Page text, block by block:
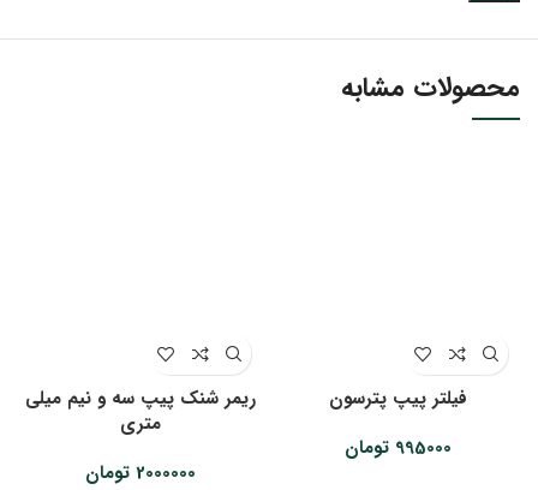
محصولات مشابه
فیلتر پیپ پترسون
995000 تومان
ریمر شنک پیپ سه و نیم میلی
متری
2000000 تومان